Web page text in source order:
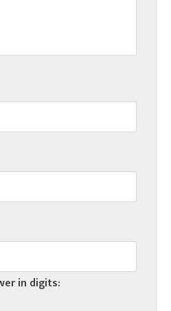
in digits: